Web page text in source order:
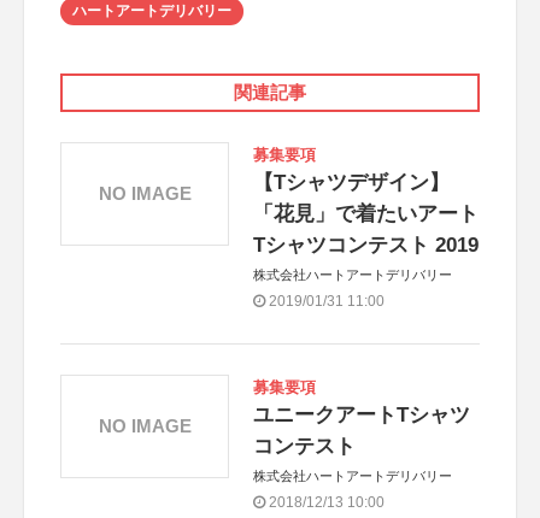
ハートアートデリバリー
関連記事
募集要項
【Tシャツデザイン】
「花見」で着たいアート
Tシャツコンテスト 2019
株式会社ハートアートデリバリー
2019/01/31 11:00
NO IMAGE
募集要項
ユニークアートTシャツ
コンテスト
株式会社ハートアートデリバリー
2018/12/13 10:00
NO IMAGE